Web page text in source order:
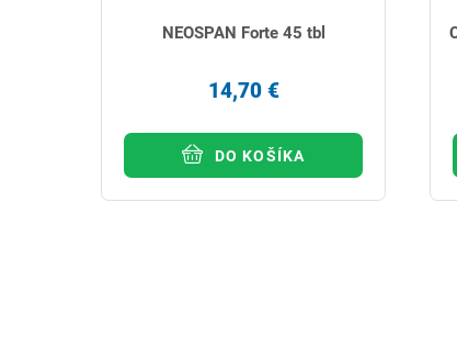
NEOSPAN Forte 45 tbl
14,70 €
DO KOŠÍKA